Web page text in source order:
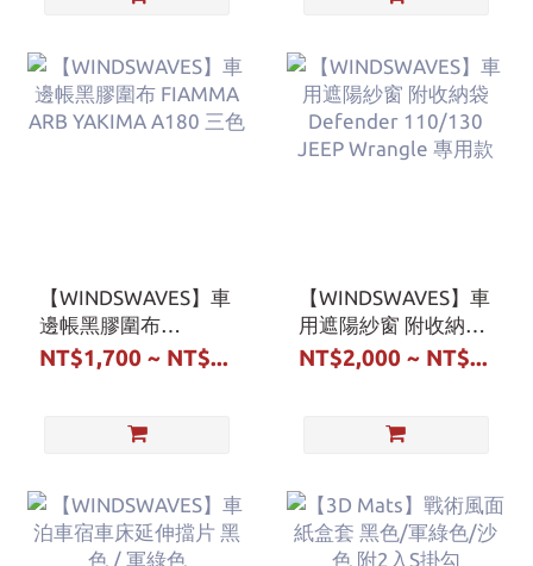
【WINDSWAVES】車
邊帳黑膠圍布
FIAMMA ARB
NT$1,700 ~ NT$...
【WINDSWAVES】車
用遮陽紗窗 附收納袋
Defender 110/130
NT$2,000 ~ NT$...